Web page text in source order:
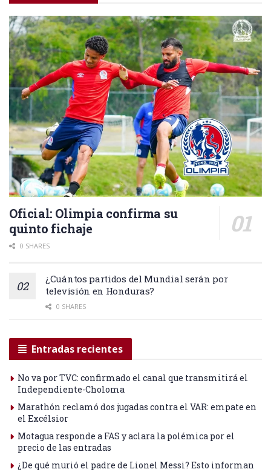
Oficial: Olimpia confirma su
quinto fichaje
0 SHARES
¿Cuántos partidos del Mundial serán por
televisión en Honduras?
0 SHARES
Entradas recientes
No va por TVC: confirmado el canal que transmitirá el
Independiente-Choloma
Marathón reclamó dos jugadas contra el VAR: empate en
el Excélsior
Motagua responde a FAS y aclara la polémica por el
precio de las entradas
¿De qué murió el padre de Lionel Messi? Esto informan